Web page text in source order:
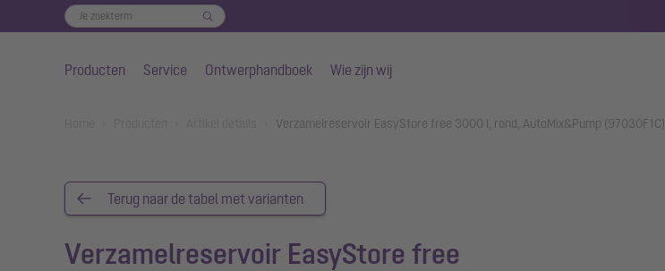
Producten Service Ontwerphandboek Wie zijn wij
Verzamelreservoir EasyStore free 3000 l, rond, AutoMix&Pump (97030F1C)
Terug naar de tabel met varianten
Verzamelreservoir EasyStore free